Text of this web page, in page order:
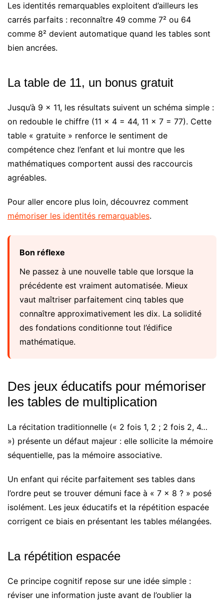
Les identités remarquables exploitent d’ailleurs les
carrés parfaits : reconnaître 49 comme 7² ou 64
comme 8² devient automatique quand les tables sont
bien ancrées.
La table de 11, un bonus gratuit
Jusqu’à 9 × 11, les résultats suivent un schéma simple :
on redouble le chiffre (11 × 4 = 44, 11 × 7 = 77). Cette
table « gratuite » renforce le sentiment de
compétence chez l’enfant et lui montre que les
mathématiques comportent aussi des raccourcis
agréables.
Pour aller encore plus loin, découvrez comment
mémoriser les identités remarquables.
Bon réflexe
Ne passez à une nouvelle table que lorsque la
précédente est vraiment automatisée. Mieux
vaut maîtriser parfaitement cinq tables que
connaître approximativement les dix. La solidité
des fondations conditionne tout l’édifice
mathématique.
Des jeux éducatifs pour mémoriser
les tables de multiplication
La récitation traditionnelle (« 2 fois 1, 2 ; 2 fois 2, 4…
») présente un défaut majeur : elle sollicite la mémoire
séquentielle, pas la mémoire associative.
Un enfant qui récite parfaitement ses tables dans
l’ordre peut se trouver démuni face à « 7 × 8 ? » posé
isolément. Les jeux éducatifs et la répétition espacée
corrigent ce biais en présentant les tables mélangées.
La répétition espacée
Ce principe cognitif repose sur une idée simple :
réviser une information juste avant de l’oublier la